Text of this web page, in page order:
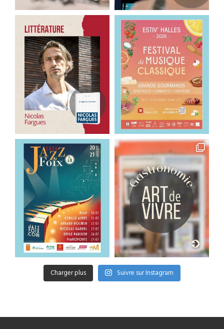
Charger plus Suivre sur Instagram